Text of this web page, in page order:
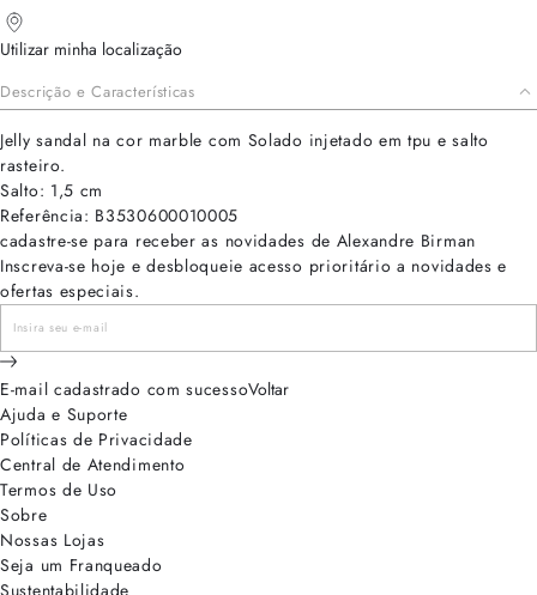
Utilizar minha localização
Descrição e Características
Jelly sandal na cor marble com Solado injetado em tpu e salto
rasteiro.
Salto: 1,5 cm
Referência: B3530600010005
cadastre-se para receber as novidades de Alexandre Birman
Inscreva-se hoje e desbloqueie acesso prioritário a novidades e
ofertas especiais.
E-mail cadastrado com sucessoVoltar
Ajuda e Suporte
Políticas de Privacidade
Central de Atendimento
Termos de Uso
Sobre
Nossas Lojas
Seja um Franqueado
Sustentabilidade